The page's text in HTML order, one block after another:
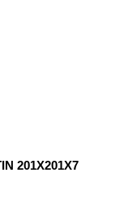
201X201X7